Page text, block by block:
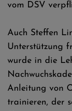
vom DSV
Auch Steffen
Unterstützung
wurde in die
Anleitung von
trainieren, der